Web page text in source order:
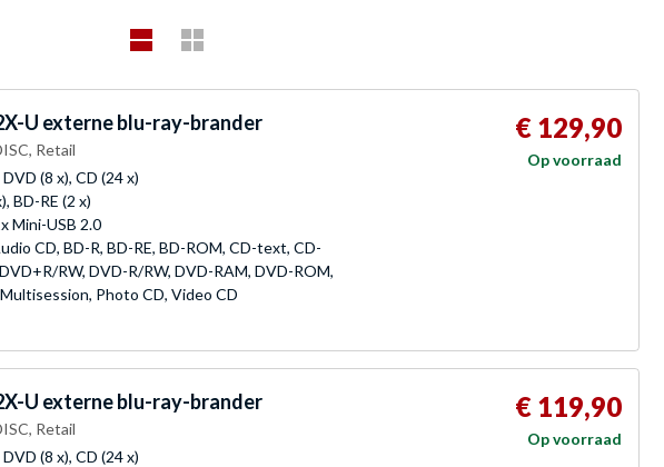
U externe blu-ray-brander
Retail
(8 x), CD (24 x)
BD-RE (2 x)
Mini-USB 2.0
CD, BD-R, BD-RE, BD-ROM, CD-text, CD-
RW, DVD-R/RW, DVD-RAM, DVD-ROM,
Photo CD, Video CD
€ 129,90
Op voorraad
U externe blu-ray-brander
Retail
(8 x), CD (24 x)
€ 119,90
Op voorraad